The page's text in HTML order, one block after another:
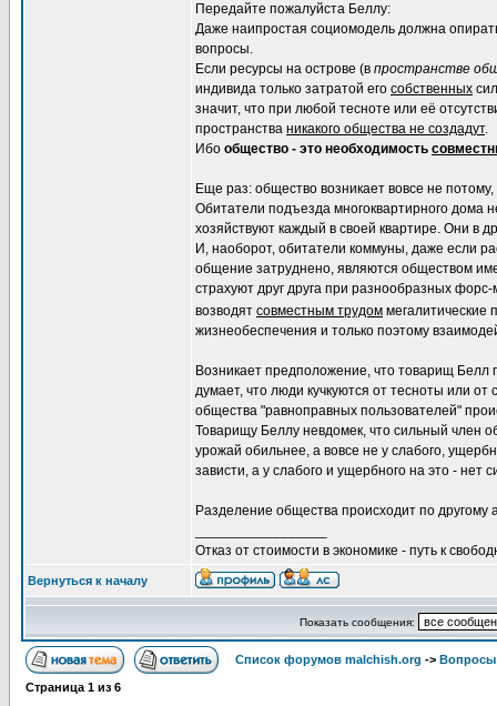
Передайте пожалуйста Беллу:
Даже наипростая социомодель должна
вопросы.
Если ресурсы на острове (в пространстве
индивида только затратой его собственных
значит, что при любой тесноте или её
пространства никакого общества не создадут.
Ибо общество - это необходимость
Еще раз: общество возникает вовсе не
Обитатели подъезда многоквартирного дома
хозяйствуют каждый в своей квартире. Они в
И, наоборот, обитатели коммуны, даже если
общение затруднено, являются обществом
страхуют друг друга при разнообразных
возводят совместным трудом мегалитические
жизнеобеспечения и только поэтому
Возникает предположение, что товарищ Белл
думает, что люди кучкуются от тесноты или
общества "равноправных пользователей"
Товарищу Беллу невдомек, что сильный член
урожай обильнее, а вовсе не у слабого,
зависти, а у слабого и ущербного на это - нет
Разделение общества происходит по другому
Отказ от стоимости в экономике - путь к
Вернуться к началу
Показать сообщения:
Список форумов malchish.org -> Вопросы
Страница 1 из 6